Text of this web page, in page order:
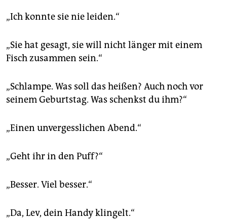
„Ich konnte sie nie leiden.“
„Sie hat gesagt, sie will nicht länger mit einem
Fisch zusammen sein.“
„Schlampe. Was soll das heißen? Auch noch vor
seinem Geburtstag. Was schenkst du ihm?“
„Einen unvergesslichen Abend.“
„Geht ihr in den Puff?“
„Besser. Viel besser.“
„Da, Lev, dein Handy klingelt.“